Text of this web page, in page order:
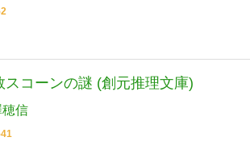
スコーンの謎 (創元推理文庫)
信